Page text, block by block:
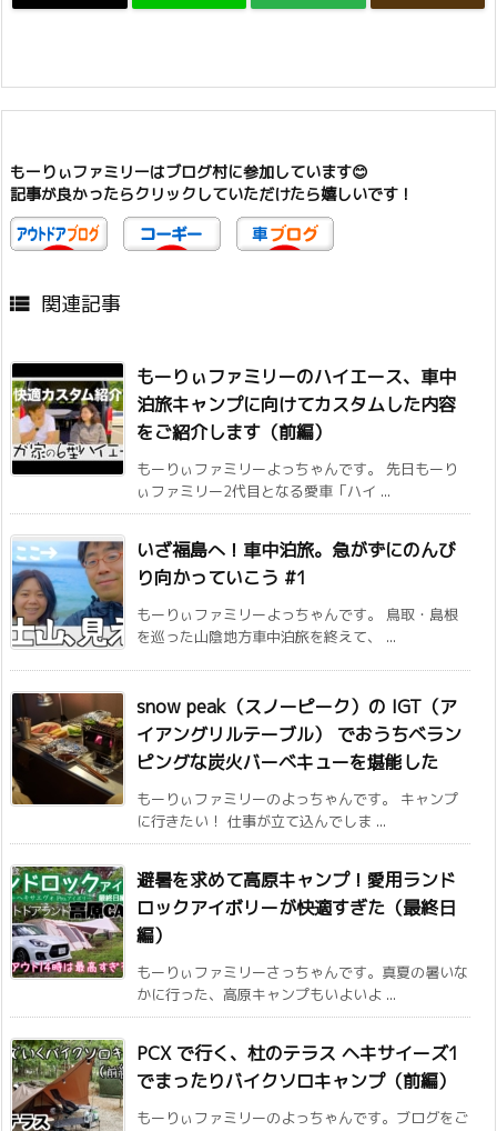
もーりぃファミリーはブログ村に参加しています😊
記事が良かったらクリックしていただけたら嬉しいです！
 関連記事
もーりぃファミリーのハイエース、車中
泊旅キャンプに向けてカスタムした内容
をご紹介します（前編）
もーりぃファミリーよっちゃんです。 先日もーり
ぃファミリー2代目となる愛車「ハイ ...
いざ福島へ！車中泊旅。急がずにのんび
り向かっていこう #1
もーりぃファミリーよっちゃんです。 鳥取・島根
を巡った山陰地方車中泊旅を終えて、 ...
snow peak（スノーピーク）の IGT（ア
イアングリルテーブル） でおうちベラン
ピングな炭火バーベキューを堪能した
もーりぃファミリーのよっちゃんです。 キャンプ
に行きたい！ 仕事が立て込んでしま ...
避暑を求めて高原キャンプ！愛用ランド
ロックアイボリーが快適すぎた（最終日
編）
もーりぃファミリーさっちゃんです。真夏の暑いな
かに行った、高原キャンプもいよいよ ...
PCX で行く、杜のテラス ヘキサイーズ1
でまったりバイクソロキャンプ（前編）
もーりぃファミリーのよっちゃんです。ブログをご